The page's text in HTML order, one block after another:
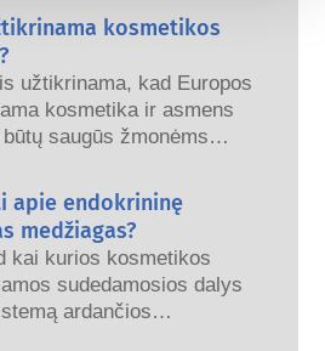
kosmetikos
užtikrinama, kad Europos
kosmetika ir asmens
saugūs žmonėms
ir Europos
dalijasi atsakomybe už
saugą.
apie endokrininę
medžiagas?
kai kurios kosmetikos
sudedamosios dalys
ardančios
gali imituoti kai kurias